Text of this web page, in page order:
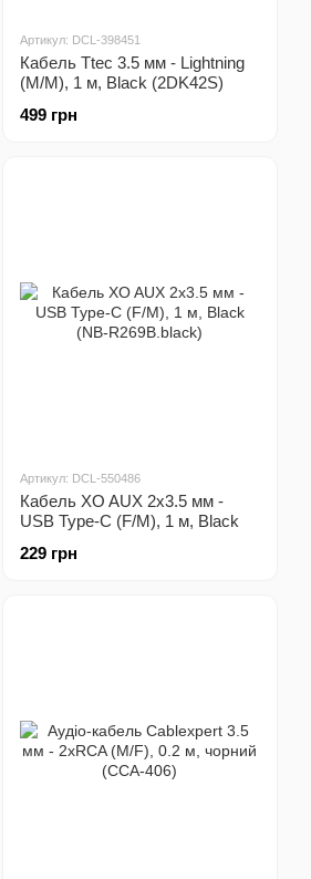
Артикул: DCL-398451
Кабель Ttec 3.5 мм - Lightning
(M/M), 1 м, Black (2DK42S)
499 грн
Артикул: DCL-550486
Кабель XO AUX 2х3.5 мм -
USB Type-C (F/M), 1 м, Black
229 грн